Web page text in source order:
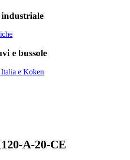
e bussole
e Koken
A-20-CE